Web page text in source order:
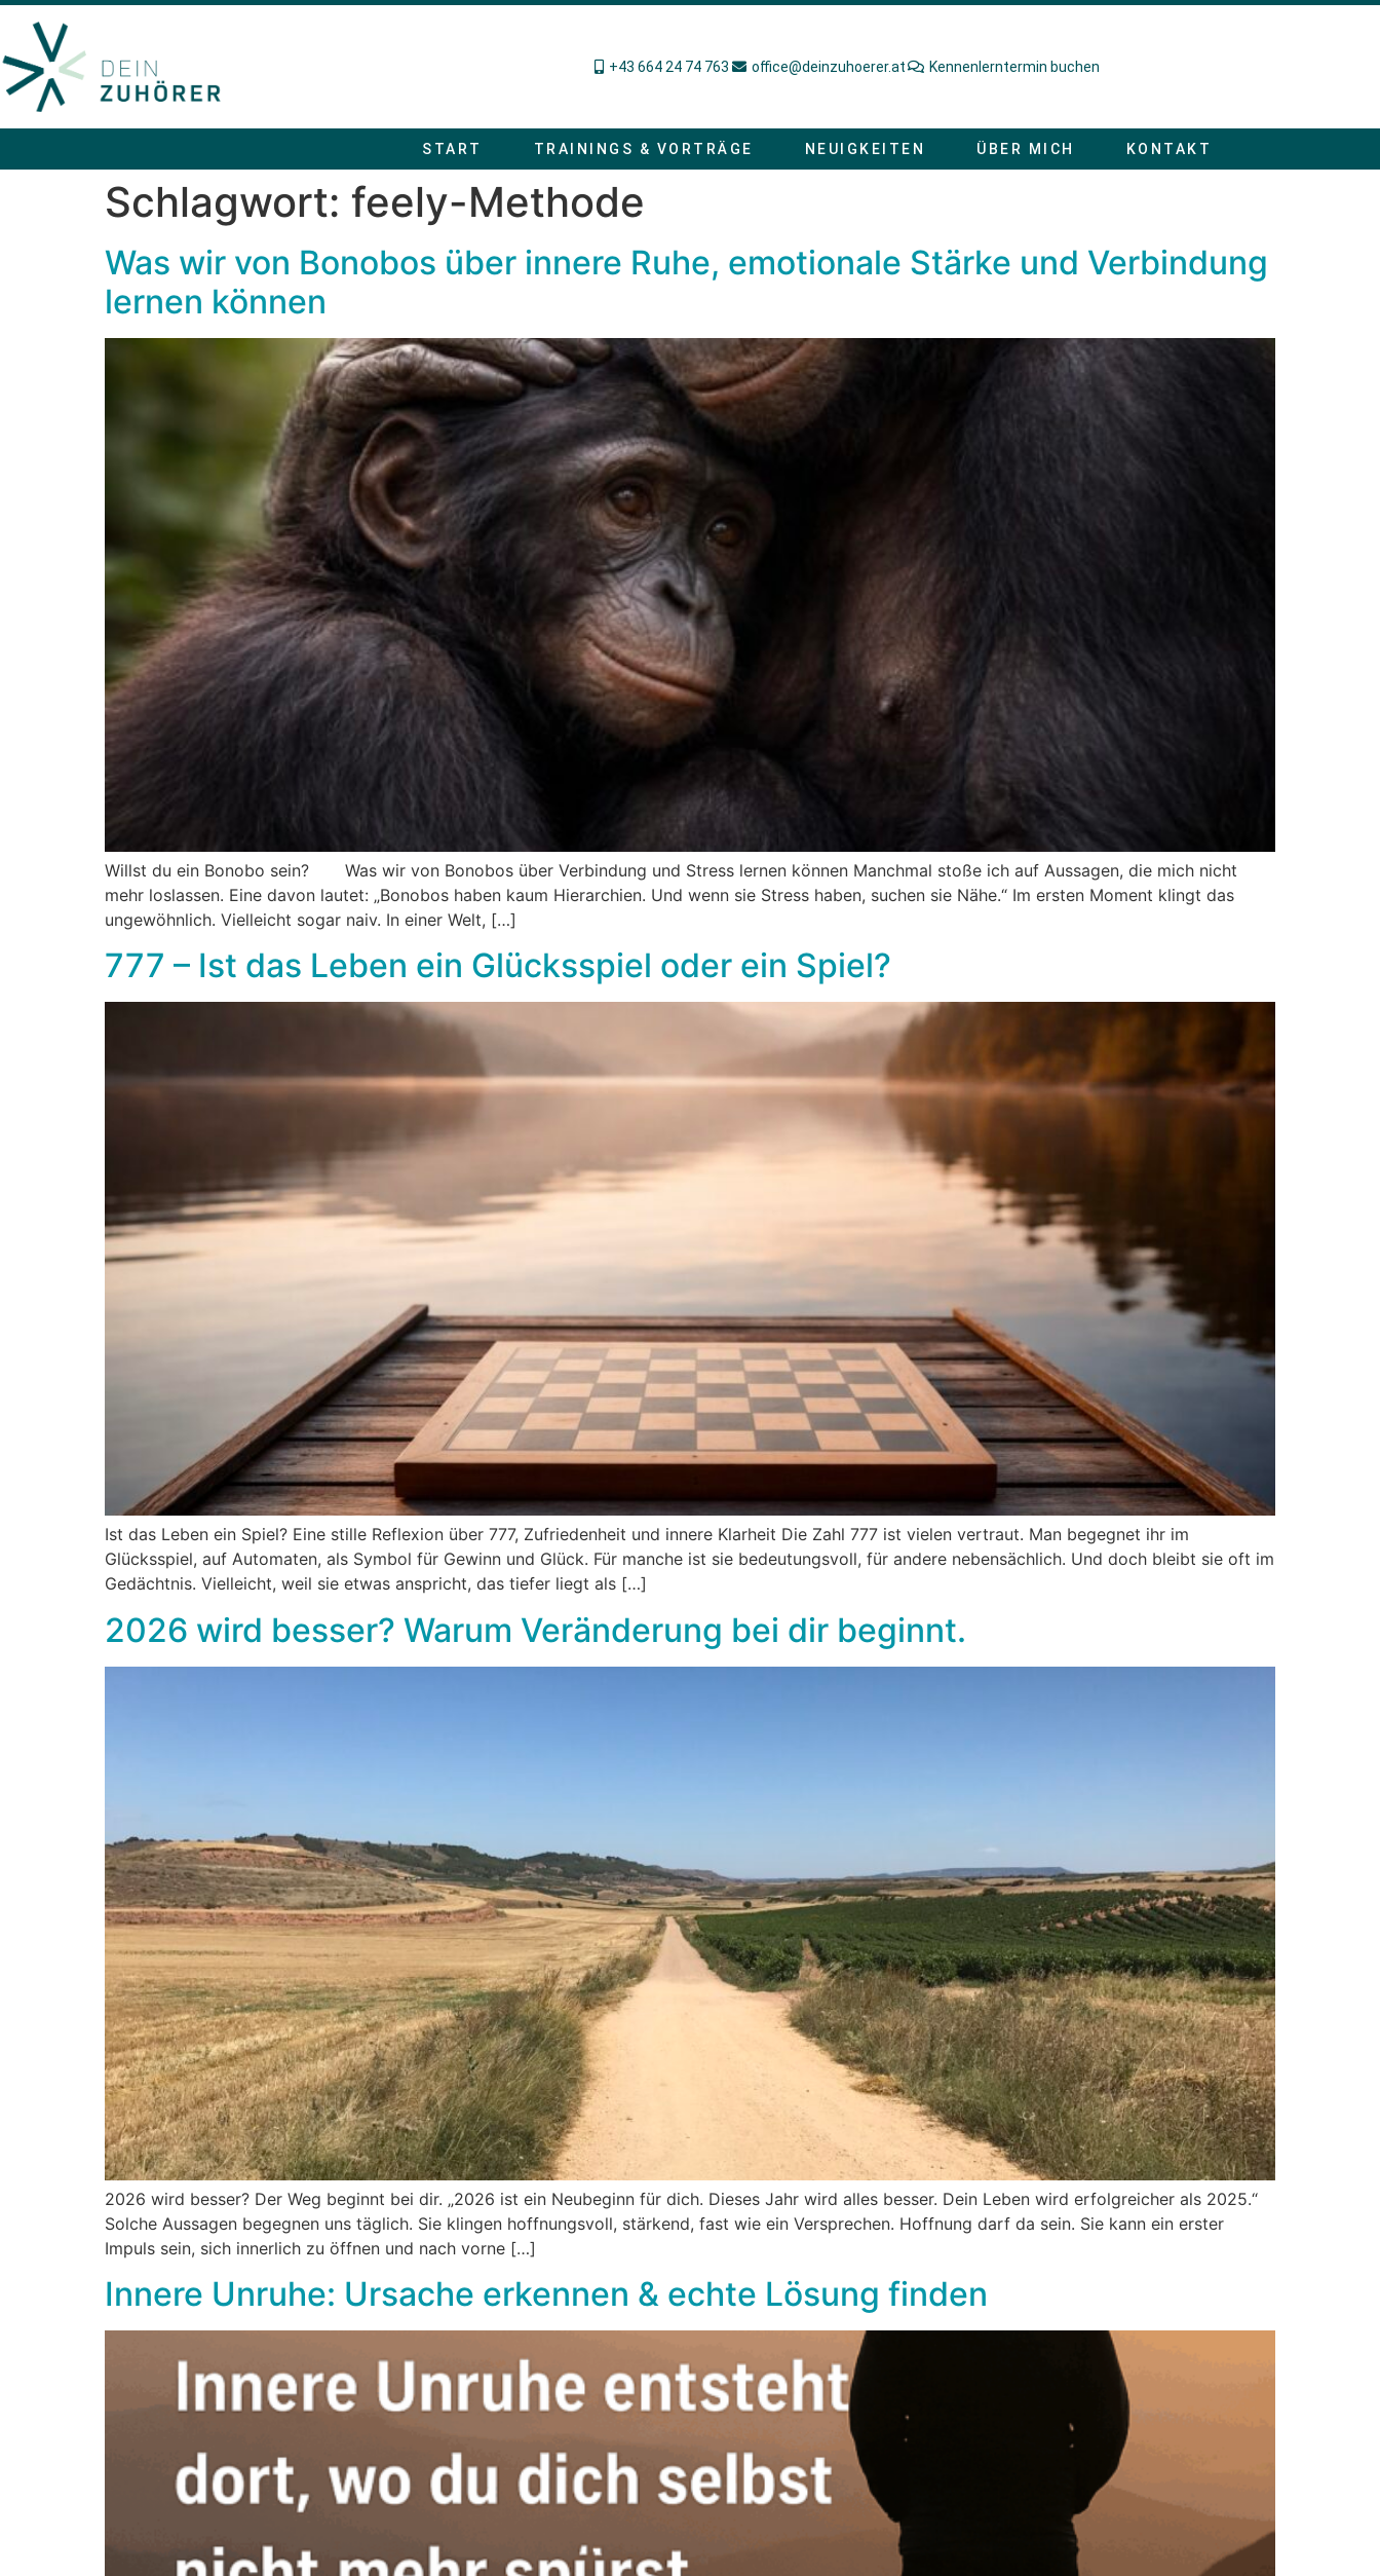
+43 664 24 74 763 office@deinzuhoerer.at Kennenlerntermin buchen
START TRAININGS & VORTRÄGE NEUIGKEITEN ÜBER MICH KONTAKT
Schlagwort: feely-Methode
Was wir von Bonobos über innere Ruhe, emotionale Stärke und Verbindung
lernen können
Willst du ein Bonobo sein? Was wir von Bonobos über Verbindung und Stress lernen können Manchmal stoße ich auf Aussagen, die mich nicht
mehr loslassen. Eine davon lautet: „Bonobos haben kaum Hierarchien. Und wenn sie Stress haben, suchen sie Nähe.“ Im ersten Moment klingt das
ungewöhnlich. Vielleicht sogar naiv. In einer Welt, […]
777 – Ist das Leben ein Glücksspiel oder ein Spiel?
Ist das Leben ein Spiel? Eine stille Reflexion über 777, Zufriedenheit und innere Klarheit Die Zahl 777 ist vielen vertraut. Man begegnet ihr im
Glücksspiel, auf Automaten, als Symbol für Gewinn und Glück. Für manche ist sie bedeutungsvoll, für andere nebensächlich. Und doch bleibt sie oft im
Gedächtnis. Vielleicht, weil sie etwas anspricht, das tiefer liegt als […]
2026 wird besser? Warum Veränderung bei dir beginnt.
2026 wird besser? Der Weg beginnt bei dir. „2026 ist ein Neubeginn für dich. Dieses Jahr wird alles besser. Dein Leben wird erfolgreicher als 2025.“
Solche Aussagen begegnen uns täglich. Sie klingen hoffnungsvoll, stärkend, fast wie ein Versprechen. Hoffnung darf da sein. Sie kann ein erster
Impuls sein, sich innerlich zu öffnen und nach vorne […]
Innere Unruhe: Ursache erkennen & echte Lösung finden